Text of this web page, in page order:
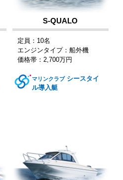
S-QUALO
定員：10名
エンジンタイプ：船外機
価格帯：2,700万円
マリンクラブ シースタイ
ル導入艇